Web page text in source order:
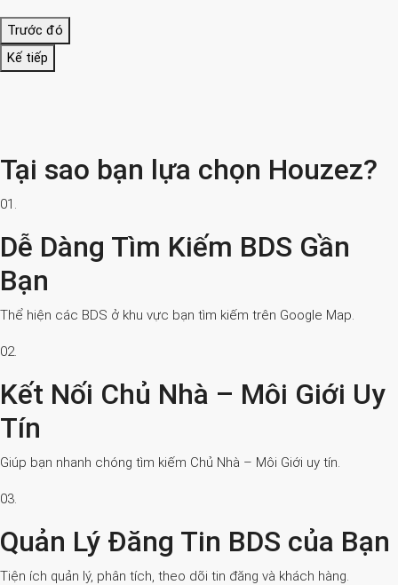
Trước đó
Kế tiếp
Tại sao bạn lựa chọn Houzez?
01.
Dễ Dàng Tìm Kiếm BDS Gần
Bạn
Thể hiện các BDS ở khu vực bạn tìm kiếm trên Google Map.
02.
Kết Nối Chủ Nhà – Môi Giới Uy
Tín
Giúp bạn nhanh chóng tìm kiếm Chủ Nhà – Môi Giới uy tín.
03.
Quản Lý Đăng Tin BDS của Bạn
Tiện ích quản lý, phân tích, theo dõi tin đăng và khách hàng.